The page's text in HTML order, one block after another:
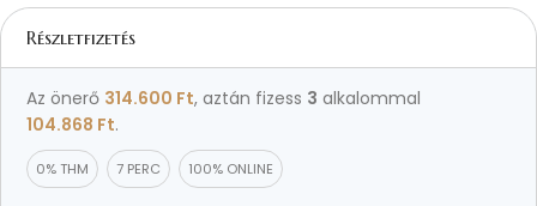
Részletfizetés
Az önerő 314.600 Ft, aztán fizess 3 alkalommal
104.868 Ft.
0% THM 7 PERC 100% ONLINE